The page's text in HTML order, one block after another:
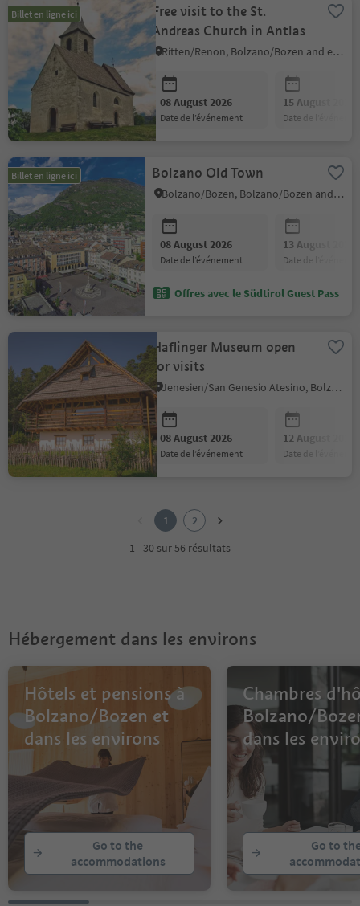
Billet en ligne ici
Free visit to the St.
Andreas Church in Antlas
Ritten/Renon, Bolzano/Bozen and environs
08 August 2026
date de l’événement
15 August 2026
date de
Billet en ligne ici Bolzano Old Town
Bolzano/Bozen, Bolzano/Bozen and environs
08 August 2026
date de l’événement
13 August 2026
date de
Offres avec le Südtirol Guest Pass
Haflinger Museum open
for visits
Jenesien/San Genesio Atesino, Bolzano/Bozen and environs
08 August 2026
date de l’événement
12 August 2026
date de
1
2
1 - 30 sur 56 résultats
Hébergement dans les environs
Hôtels et pensions à
Bolzano/Bozen et
dans les environs
Go to the
accommodations
Chambres
Bolzano/
dans les
Go to